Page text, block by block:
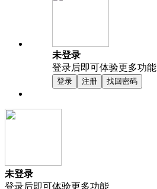
未登录
登录后即可体验更多功能
登录 注册 找回密码
未登录
登录后即可体验更多功能